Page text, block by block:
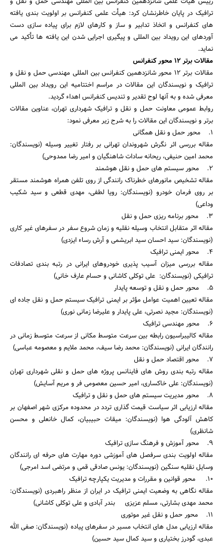
ترافیک در پایان خاطرنشان کرد: هیأت علمی کنفرانس بر اولویت بندی یافته
های کنفرانس و اتخاذ تدابیر و ساز و کارهای لازم برای پیاده سازی دست
آوردهای این رویداد بین المللی و پیگیری اجرایی شدن این یافته ها تأکید می
نماید.
مقالات برتر 12 محور کنفرانس
مقالات برتر 12 محور شانزدهمین کنفرانس بین المللی مهندسی حمل و نقل و
ترافیک و نویسندگان این مقالات در مراسم اختتامیه این رویداد بین المللی
معرفی شده و به آنها لوح تقدیر و تندیس کنفرانس اهداء گردید.
روابط عمومی معاونت حمل و نقل و ترافیک شهرداری تهران، عناوین مقالات
برتر و نویسندگان این مقالات را به شرح زیر معرفی نمود:
1. محور حمل و نقل همگانی
مقاله بررسی اثر نگرش شهروندان تهرانی بر رفتار تغییر وسیله (نویسندگان:
محمد امین حنیفی، ریحانه سادات شاهنگیان و امیر رضا ممدوحی)
2. محور سیستم های حمل و نقل هوشمند
مقاله تشخیص مانورهای خطرناک رانندگی از روی تلفن همراه هوشمند مستقر
بر روی فرمان خودرو (نویسندگان: رویا لطفی، مهدی قطعی و سید شکیب
وداعی)
3. محور برنامه ریزی حمل و نقل
مقاله اثر متقابل انتخاب وسیله نقلیه و زمان شروع سفر در سفرهای غیر کاری
(نویسندگان: سید احسان سید ابریشمی و آرش رساء ایزدی)
4. محور ایمنی ترافیک
مقاله بررسی میزان آسیب پذیری خودروهای ایرانی در رتبه بندی تصادفات
ترافیکی (نویسندگان: علی توکلی کاشانی و حسام عارف خانی)
5. محور حمل و نقل و توسعه پایدار
مقاله تعیین اهمیت عوامل مؤثر بر ایمنی ترافیک سیستم حمل و نقل جاده ای
(نویسندگان: مجید نصرتی، علی پایدار و علیرضا زمانی نوری)
6. محور مهندسی ترافیک
مقاله کالیبراسیون رابطه بین سرعت متوسط مکانی از سرعت متوسط زمانی در
رانندگان ایرانی (نویسندگان: محمد رضا سیف، محمد ملایم و معصومه عباسی)
7. محور اقتصاد حمل و نقل
مقاله رتبه بندی روش های فاینانس پروژه های حمل و نقلی شهرداری تهران
(نویسندگان: علی خاکساری، امیر حسین معصومی فر و مریم آسایش)
8. محور مدیریت سیستم های حمل و نقل و ترافیک
مقاله ارزیابی اثر سیاست قیمت گذاری تردد در محدوده مرکزی شهر اصفهان بر
کاهش آلودگی هوا (نویسندگان: میقات حبیبیان، کمال خانعلی و محسن
شانظری)
9. محور آموزش و فرهنگ سازی ترافیک
مقاله اولویت بندی سرفصل های آموزشی دوره مهارت های حرفه ای رانندگان
وسایل نقلیه سنگین (نویسندگان: یونس صادقی قمی و مرتضی اسد امرجی)
10. محور قوانین و مقررات و مدیریت یکپارچه ترافیک
مقاله نگاهی به وضعیت ایمنی ترافیک در ایران از منظر راهبردی (نویسندگان:
محمد مهدی بشارتی، مسلم عزیزی بندر آبادی و علی توکلی کاشانی)
11. محور حمل و نقل غیر موتوری
مقاله ارزیابی مدل های انتخاب مسیر در سفرهای پیاده (نویسندگان: صفی الله
عبدی، گودرز بختیاری و سید کمال سید حسین)